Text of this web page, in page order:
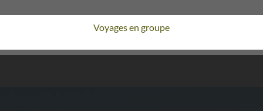
Voyages en groupe